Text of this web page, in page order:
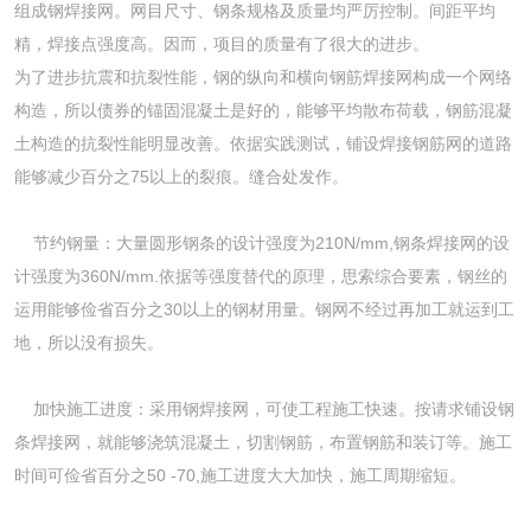
组成钢焊接网。网目尺寸、钢条规格及质量均严厉控制。间距平均
精，焊接点强度高。因而，项目的质量有了很大的进步。
为了进步抗震和抗裂性能，钢的纵向和横向钢筋焊接网构成一个网络
构造，所以债券的锚固混凝土是好的，能够平均散布荷载，钢筋混凝
土构造的抗裂性能明显改善。依据实践测试，铺设焊接钢筋网的道路
能够减少百分之75以上的裂痕。缝合处发作。
节约钢量：大量圆形钢条的设计强度为210N/mm,钢条焊接网的设
计强度为360N/mm.依据等强度替代的原理，思索综合要素，钢丝的
运用能够俭省百分之30以上的钢材用量。钢网不经过再加工就运到工
地，所以没有损失。
加快施工进度：采用钢焊接网，可使工程施工快速。按请求铺设钢
条焊接网，就能够浇筑混凝土，切割钢筋，布置钢筋和装订等。施工
时间可俭省百分之50 -70,施工进度大大加快，施工周期缩短。